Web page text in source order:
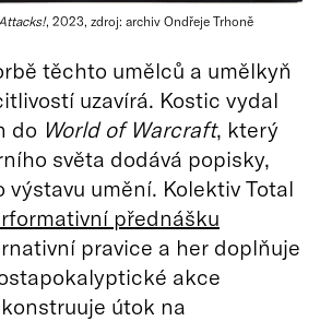
, 2023, zdroj: archiv Ondřeje Trhoně
těchto umělců a umělkyň
uzavírá. Kostic vydal
do World of Warcraft, který
světa dodává popisky,
výstavu umění. Kolektiv Total
přednášku
pravice a her doplňuje
akce
útok na